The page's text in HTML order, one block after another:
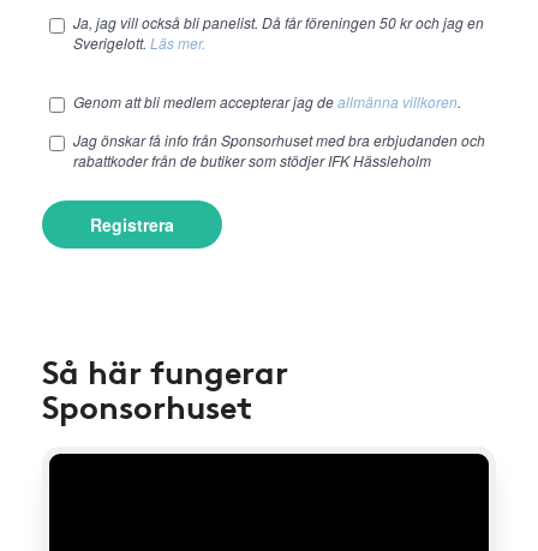
Ja, jag vill också bli panelist. Då får föreningen 50 kr och jag en
Sverigelott. Läs mer.
Genom att bli medlem accepterar jag deallmänna villkoren.
Jag önskar få info från Sponsorhuset med bra erbjudanden och
rabattkoder från de butiker som stödjer IFK Hässleholm
Registrera
Så här fungerar
Sponsorhuset